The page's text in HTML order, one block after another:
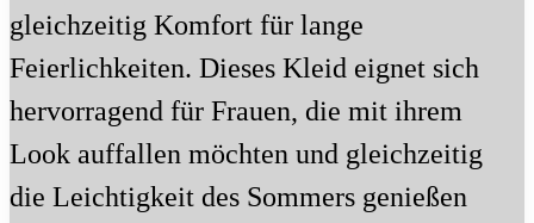
gleichzeitig Komfort für lange
Feierlichkeiten. Dieses Kleid eignet sich
hervorragend für Frauen, die mit ihrem
Look auffallen möchten und gleichzeitig
die Leichtigkeit des Sommers genießen